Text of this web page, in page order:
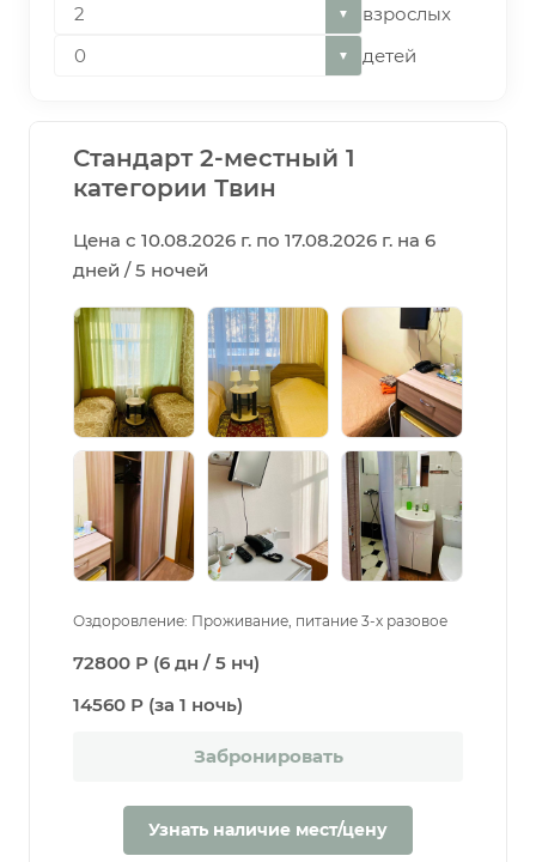
▼ взрослых
▼ детей
Стандарт 2-местный 1
категории Твин
Цена с 10.08.2026 г. по 17.08.2026 г. на 6
дней / 5 ночей
Оздоровление: Проживание, питание 3-х разовое
72800 Р (6 дн / 5 нч)
14560 Р (за 1 ночь)
Забронировать
Узнать наличие мест/цену